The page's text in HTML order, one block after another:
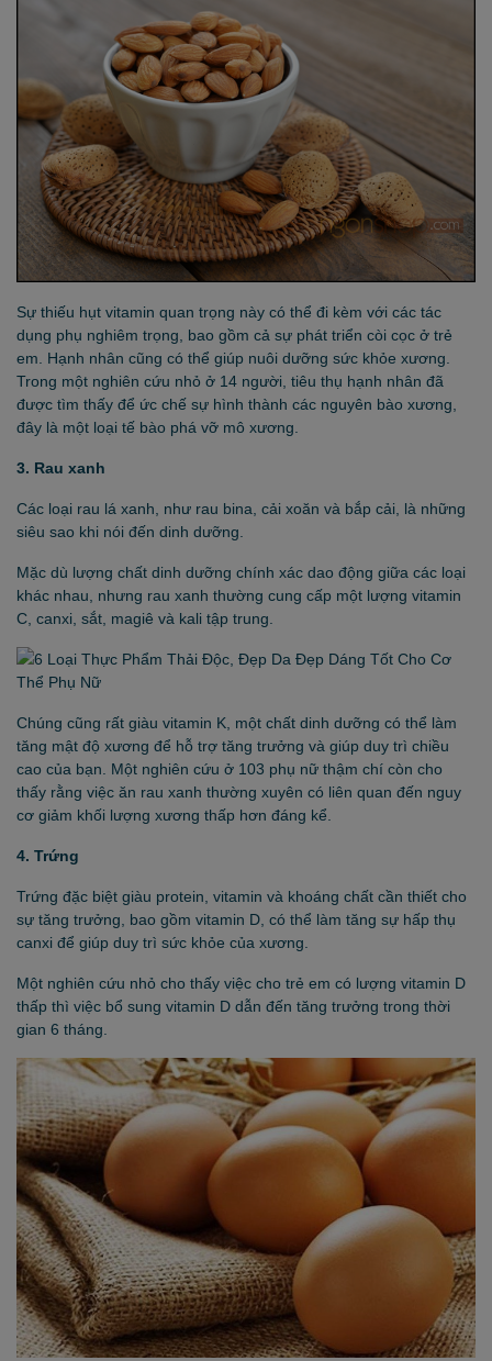
Sự thiếu hụt vitamin quan trọng này có thể đi kèm với các tác
dụng phụ nghiêm trọng, bao gồm cả sự phát triển còi cọc ở trẻ
em. Hạnh nhân cũng có thể giúp nuôi dưỡng sức khỏe xương.
Trong một nghiên cứu nhỏ ở 14 người, tiêu thụ hạnh nhân đã
được tìm thấy để ức chế sự hình thành các nguyên bào xương,
đây là một loại tế bào phá vỡ mô xương.
3. Rau xanh
Các loại rau lá xanh, như rau bina, cải xoăn và bắp cải, là những
siêu sao khi nói đến dinh dưỡng.
Mặc dù lượng chất dinh dưỡng chính xác dao động giữa các loại
khác nhau, nhưng rau xanh thường cung cấp một lượng vitamin
C, canxi, sắt, magiê và kali tập trung.
Chúng cũng rất giàu vitamin K, một chất dinh dưỡng có thể làm
tăng mật độ xương để hỗ trợ tăng trưởng và giúp duy trì chiều
cao của bạn. Một nghiên cứu ở 103 phụ nữ thậm chí còn cho
thấy rằng việc ăn rau xanh thường xuyên có liên quan đến nguy
cơ giảm khối lượng xương thấp hơn đáng kể.
4. Trứng
Trứng đặc biệt giàu protein, vitamin và khoáng chất cần thiết cho
sự tăng trưởng, bao gồm vitamin D, có thể làm tăng sự hấp thụ
canxi để giúp duy trì sức khỏe của xương.
Một nghiên cứu nhỏ cho thấy việc cho trẻ em có lượng vitamin D
thấp thì việc bổ sung vitamin D dẫn đến tăng trưởng trong thời
gian 6 tháng.